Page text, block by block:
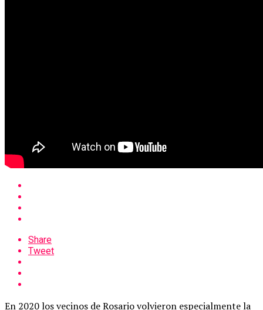
Share
Tweet
En 2020 los vecinos de Rosario volvieron especialmente la